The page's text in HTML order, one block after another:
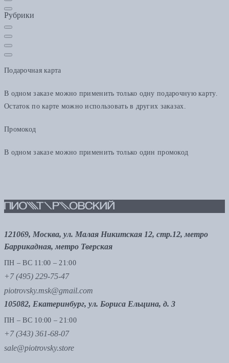
Рубрики
Подарочная карта
В одном заказе можно применить только одну подарочную карту.
Остаток по карте можно использовать в других заказах.
Промокод
В одном заказе можно применить только один промокод
121069, Москва, ул. Малая Никитская 12, стр.12, метро
Баррикадная, метро Тверская
ПН – ВС 11:00 – 21:00
+7 (495) 229-75-47
piotrovsky.msk@gmail.com
105082, Екатеринбург, ул. Бориса Ельцина, д. 3
ПН – ВС 10:00 – 21:00
+7 (343) 361-68-07
sale@piotrovsky.store